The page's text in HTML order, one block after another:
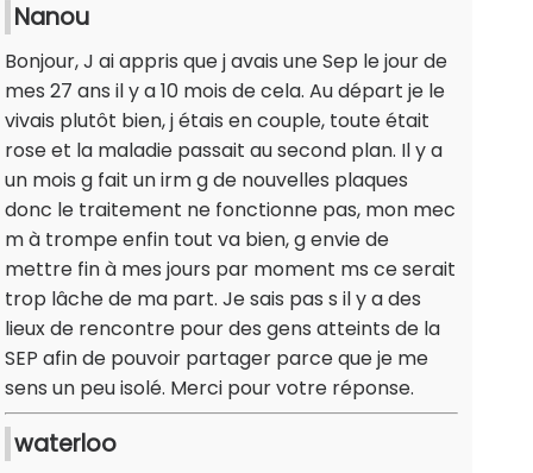
Nanou
Bonjour, J ai appris que j avais une Sep le jour de
mes 27 ans il y a 10 mois de cela. Au départ je le
vivais plutôt bien, j étais en couple, toute était
rose et la maladie passait au second plan. Il y a
un mois g fait un irm g de nouvelles plaques
donc le traitement ne fonctionne pas, mon mec
m à trompe enfin tout va bien, g envie de
mettre fin à mes jours par moment ms ce serait
trop lâche de ma part. Je sais pas s il y a des
lieux de rencontre pour des gens atteints de la
SEP afin de pouvoir partager parce que je me
sens un peu isolé. Merci pour votre réponse.
waterloo